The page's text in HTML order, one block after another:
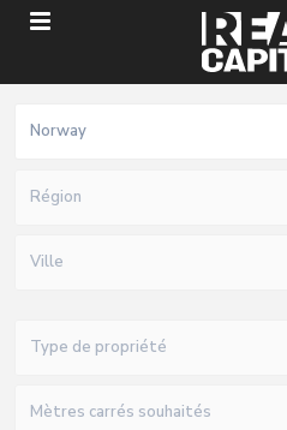
Norway
Région
Ville
Type de propriété